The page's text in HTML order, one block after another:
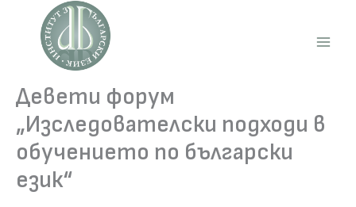
content
Девети форум
„Изследователски подходи в
обучението по български
език“